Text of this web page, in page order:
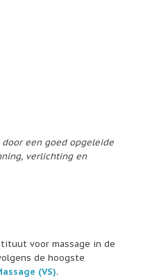
door een goed opgeleide
verlichting en
voor massage in de
de hoogste
(VS).